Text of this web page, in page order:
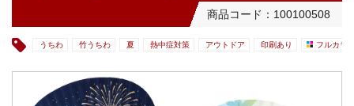
商品コード：100100508
うちわ 竹うちわ 夏 熱中症対策 アウトドア 印刷あり フルカラ